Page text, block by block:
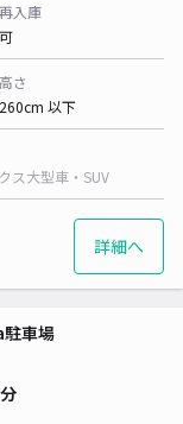
再入庫
可
高さ
260cm 以下
ス大型車・SUV
詳細へ
駐車場